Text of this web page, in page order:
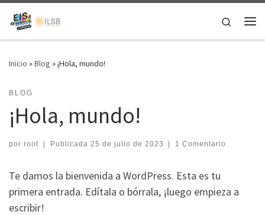
Skip to content Search
Inicio »Blog »¡Hola, mundo!
BLOG
¡Hola, mundo!
por root | Publicada 25 de julio de 2023 | 1 Comentario
Te damos la bienvenida a WordPress. Esta es tu
primera entrada. Edítala o bórrala, ¡luego empieza a
escribir!